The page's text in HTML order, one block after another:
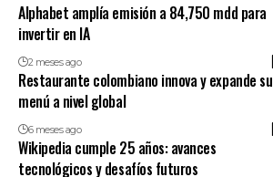
Alphabet amplía emisión a 84,750 mdd para
invertir en IA
2 meses ago
Restaurante colombiano innova y expande su
menú a nivel global
6 meses ago
Wikipedia cumple 25 años: avances
tecnológicos y desafíos futuros